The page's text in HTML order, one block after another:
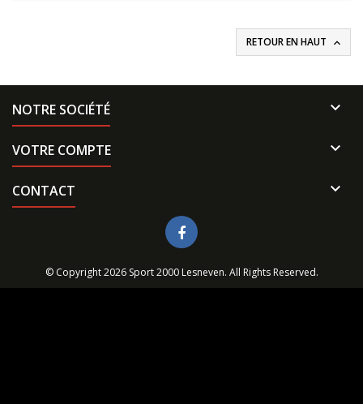
RETOUR EN HAUT 
NOTRE SOCIÉTÉ 
VOTRE COMPTE 
CONTACT 
© Copyright 2026 Sport 2000 Lesneven. All Rights Reserved.